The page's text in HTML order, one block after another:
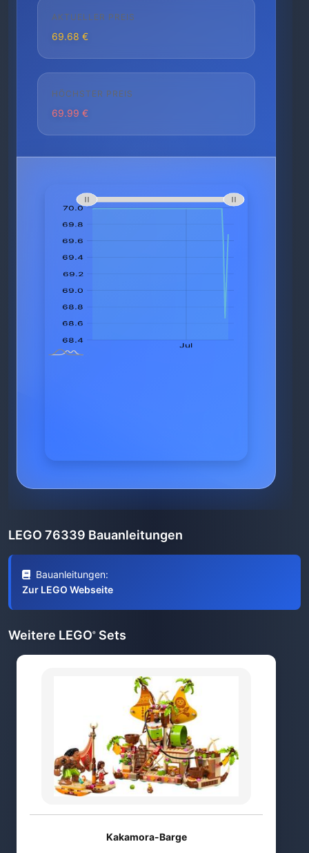
AKTUELLER PREIS
69.68 €
HÖCHSTER PREIS
69.99 €
LEGO 76339 Bauanleitungen
Bauanleitungen:
Zur LEGO Webseite
Weitere LEGO® Sets
Kakamora-Barge